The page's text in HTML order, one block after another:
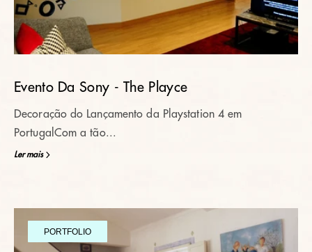
Evento Da Sony - The Playce
Decoração do Lançamento da Playstation 4 em
PortugalCom a tão...
Ler mais
PORTFOLIO